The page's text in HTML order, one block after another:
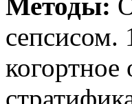
сепсисом.
когортное